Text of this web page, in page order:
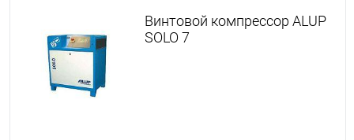
Винтовой компрессор ALUP
SOLO 7